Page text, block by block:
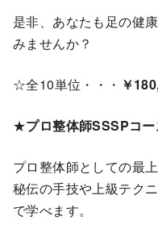
是非、あなたも足の健
みませんか？
☆全10単位・・・ ￥
★プロ整体師SSSPコー
プロ整体師としての最
秘伝の手技や上級テク
で学べます。